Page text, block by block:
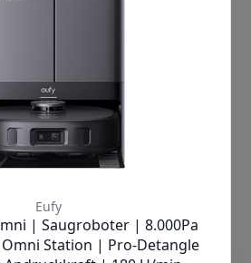
von8.000 Pa
feinsten Staub und
auf Teppichen und
gleichermaßen.Zwei
sorgen dafür, dass
und Fusseln zuverlässig
ohne sich zu